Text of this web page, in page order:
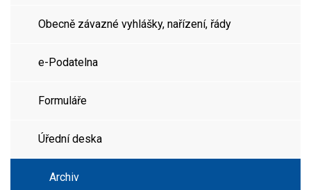
Obecně závazné vyhlášky, nařízení, řády
e-Podatelna
Formuláře
Úřední deska
Archiv